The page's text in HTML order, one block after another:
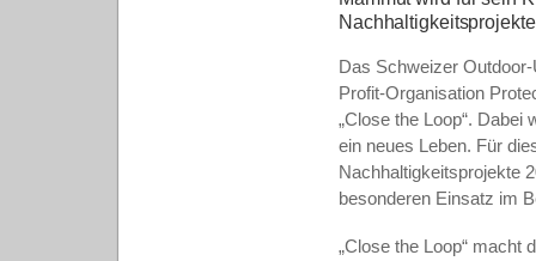
Das Schweizer
Profit-Organisation
„Close the Loop“.
ein neues Leben. Für
Nachhaltigkeitsprojekte
besonderen Einsatz im
„Close the Loop“ macht